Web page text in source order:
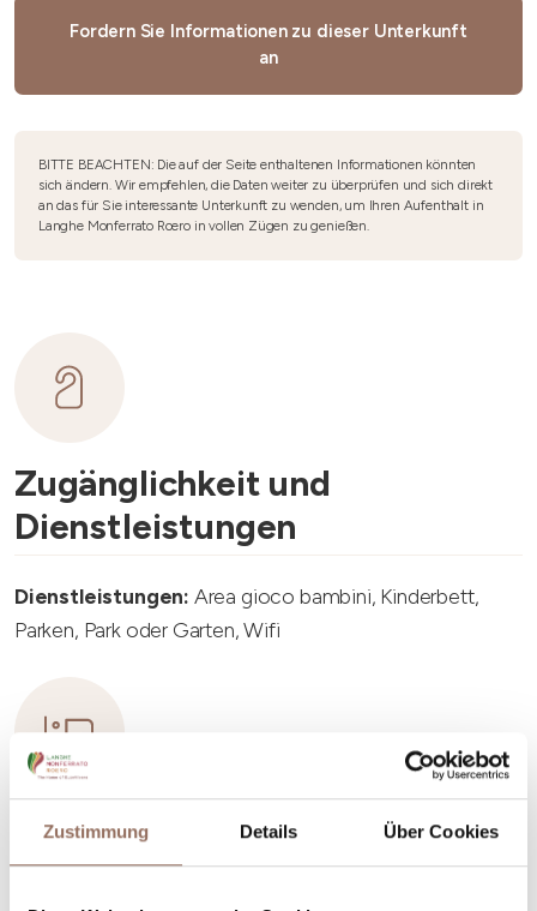
Zustimmung Details Über Cookies
Fordern Sie Informationen zu dieser Unterkunft
an
BITTE BEACHTEN: Die auf der Seite enthaltenen Informationen könnten
sich ändern. Wir empfehlen, die Daten weiter zu überprüfen und sich direkt
an das für Sie interessante Unterkunft zu wenden, um Ihren Aufenthalt in
Langhe Monferrato Roero in vollen Zügen zu genießen.
Zugänglichkeit und
Dienstleistungen
Dienstleistungen: Area gioco bambini, Kinderbett,
Parken, Park oder Garten, Wifi
Unterkunftskapazität